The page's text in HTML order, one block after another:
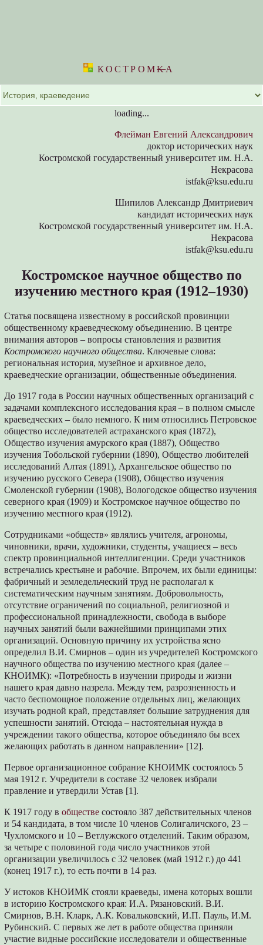
КОСТРОМKА
loading...
Флейман Евгений Александрович
доктор исторических наук
Костромской государственный университет им. Н.А.
Некрасова
istfak@ksu.edu.ru
Шипилов Александр Дмитриевич
кандидат исторических наук
Костромской государственный университет им. Н.А.
Некрасова
istfak@ksu.edu.ru
Костромское научное общество по
изучению местного края (1912–1930)
Статья посвящена известному в российской провинции
общественному краеведческому объединению. В центре
внимания авторов – вопросы становления и развития
Костромского научного общества. Ключевые слова:
региональная история, музейное и архивное дело,
краеведческие организации, общественные объединения.
До 1917 года в России научных общественных организаций с
задачами комплексного исследования края – в полном смысле
краеведческих – было немного. К ним относились Петровское
общество исследователей астраханского края (1872),
Общество изучения амурского края (1887), Общество
изучения Тобольcкой губернии (1890), Общество любителей
исследований Алтая (1891), Архангельское общество по
изучению русского Севера (1908), Общество изучения
Смоленской губернии (1908), Вологодское общество изучения
северного края (1909) и Костромское научное общество по
изучению местного края (1912).
Сотрудниками «обществ» являлись учителя, агрономы,
чиновники, врачи, художники, студенты, учащиеся – весь
спектр провинциальной интеллигенции. Среди участников
встречались крестьяне и рабочие. Впрочем, их были единицы:
фабричный и земледельческий труд не располагал к
систематическим научным занятиям. Добровольность,
отсутствие ограничений по социальной, религиозной и
профессиональной принадлежности, свобода в выборе
научных занятий были важнейшими принципами этих
организаций. Основную причину их устройства ясно
определил В.И. Смирнов – один из учредителей Костромского
научного общества по изучению местного края (далее –
КНОИМК): «Потребность в изучении природы и жизни
нашего края давно назрела. Между тем, разрозненность и
часто беспомощное положение отдельных лиц, желающих
изучать родной край, представляет большие затруднения для
успешности занятий. Отсюда – настоятельная нужда в
учреждении такого общества, которое объединяло бы всех
желающих работать в данном направлении» [12].
Первое организационное собрание КНОИМК состоялось 5
мая 1912 г. Учредители в составе 32 человек избрали
правление и утвердили Устав [1].
К 1917 году вобществе состояло 387 действительных членов
и 54 кандидата, в том числе 10 членов Солигаличского, 23 –
Чухломского и 10 – Ветлужского отделений. Таким образом,
за четыре с половиной года число участников этой
организации увеличилось с 32 человек (май 1912 г.) до 441
(конец 1917 г.), то есть почти в 14 раз.
У истоков КНОИМК стояли краеведы, имена которых вошли
в историю Костромского края: И.А. Рязановский. В.И.
Смирнов, В.Н. Кларк, А.К. Ковальковский, И.П. Пауль, И.М.
Рубинский. С первых же лет в работе общества приняли
участие видные российские исследователи и общественные